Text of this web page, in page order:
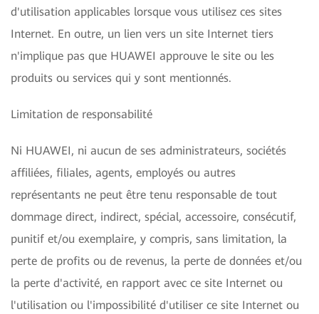
d'utilisation applicables lorsque vous utilisez ces sites
Internet. En outre, un lien vers un site Internet tiers
n'implique pas que HUAWEI approuve le site ou les
produits ou services qui y sont mentionnés.
Limitation de responsabilité
Ni HUAWEI, ni aucun de ses administrateurs, sociétés
affiliées, filiales, agents, employés ou autres
représentants ne peut être tenu responsable de tout
dommage direct, indirect, spécial, accessoire, consécutif,
punitif et/ou exemplaire, y compris, sans limitation, la
perte de profits ou de revenus, la perte de données et/ou
la perte d'activité, en rapport avec ce site Internet ou
l'utilisation ou l'impossibilité d'utiliser ce site Internet ou